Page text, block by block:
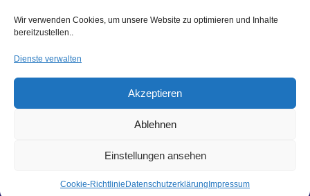
Wir verwenden Cookies, um unsere Website zu optimieren und Inhalte
bereitzustellen..
Dienste verwalten
Akzeptieren
Ablehnen
Einstellungen ansehen
Cookie-Richtlinie Datenschutzerklärung Impressum
Zahlungsarten
Versandarten
Widerrufsbelehrung